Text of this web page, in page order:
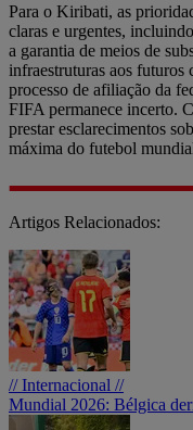
Para o Kiribati, as
claras e urgentes,
a garantia de meios de
infraestruturas aos
processo de afiliação da
FIFA permanece incerto.
prestar esclarecimentos
máxima do futebol
Artigos Relacionados:
// Internacional //
Mundial 2026: Bélgica